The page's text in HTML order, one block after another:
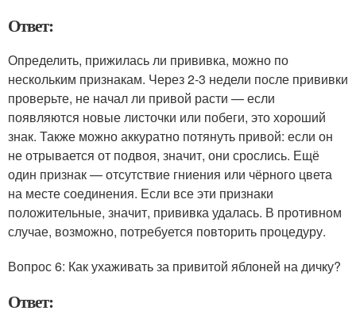
Ответ:
Определить, прижилась ли прививка, можно по
нескольким признакам. Через 2-3 недели после прививки
проверьте, не начал ли привой расти — если
появляются новые листочки или побеги, это хороший
знак. Также можно аккуратно потянуть привой: если он
не отрывается от подвоя, значит, они срослись. Ещё
один признак — отсутствие гниения или чёрного цвета
на месте соединения. Если все эти признаки
положительные, значит, прививка удалась. В противном
случае, возможно, потребуется повторить процедуру.
Вопрос 6: Как ухаживать за привитой яблоней на дичку?
Ответ: